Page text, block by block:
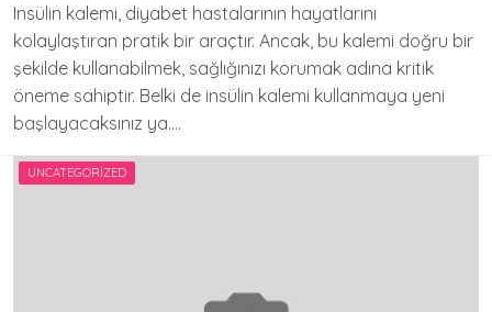
Insülin kalemi, diyabet hastalarının hayatlarını
kolaylaştıran pratik bir araçtır. Ancak, bu kalemi doğru bir
şekilde kullanabilmek, sağlığınızı korumak adına kritik
öneme sahiptir. Belki de insülin kalemi kullanmaya yeni
başlayacaksınız ya….
UNCATEGORIZED